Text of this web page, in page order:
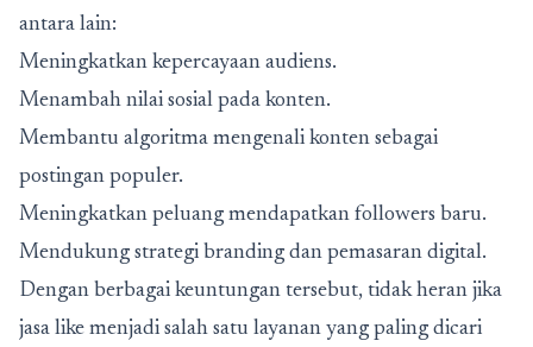
antara lain:
Meningkatkan kepercayaan audiens.
Menambah nilai sosial pada konten.
Membantu algoritma mengenali konten sebagai
postingan populer.
Meningkatkan peluang mendapatkan followers baru.
Mendukung strategi branding dan pemasaran digital.
Dengan berbagai keuntungan tersebut, tidak heran jika
jasa like menjadi salah satu layanan yang paling dicari